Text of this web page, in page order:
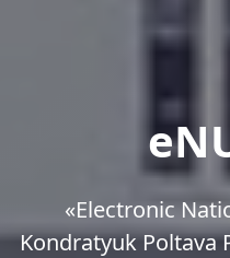
«Еlectronic
Kondratyuk Poltava